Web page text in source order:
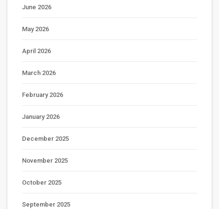
June 2026
May 2026
April 2026
March 2026
February 2026
January 2026
December 2025
November 2025
October 2025
September 2025